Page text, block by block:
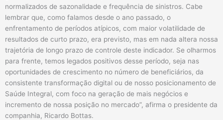
normalizados de sazonalidade e frequência de sinistros. Cabe
lembrar que, como falamos desde o ano passado, o
enfrentamento de períodos atípicos, com maior volatilidade de
resultados de curto prazo, era previsto, mas em nada altera nossa
trajetória de longo prazo de controle deste indicador. Se olharmos
para frente, temos legados positivos desse período, seja nas
oportunidades de crescimento no número de beneficiários, da
consistente transformação digital ou de nosso posicionamento de
Saúde Integral, com foco na geração de mais negócios e
incremento de nossa posição no mercado”, afirma o presidente da
companhia, Ricardo Bottas.